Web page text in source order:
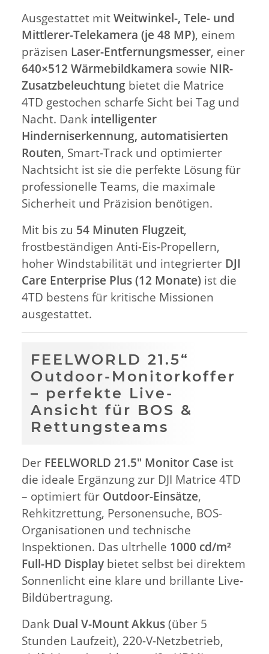
Ausgestattet mitWeitwinkel-, Tele- und
Mittlerer-Telekamera (je 48 MP), einem
präzisen Laser-Entfernungsmesser, einer
640×512 Wärmebildkamera sowie NIR-
Zusatzbeleuchtung bietet die Matrice
4TD gestochen scharfe Sicht bei Tag und
Nacht. Dank intelligenter
Hinderniserkennung, automatisierten
Routen, Smart-Track und optimierter
Nachtsicht ist sie die perfekte Lösung für
professionelle Teams, die maximale
Sicherheit und Präzision benötigen.
Mit bis zu 54 Minuten Flugzeit,
frostbeständigen Anti-Eis-Propellern,
hoher Windstabilität und integrierter DJI
Care Enterprise Plus (12 Monate) ist die
4TD bestens für kritische Missionen
ausgestattet.
FEELWORLD 21.5“
Outdoor-Monitorkoffer
– perfekte Live-
Ansicht für BOS &
Rettungsteams
Der FEELWORLD 21.5" Monitor Case ist
die ideale Ergänzung zur DJI Matrice 4TD
– optimiert für Outdoor-Einsätze,
Rehkitzrettung, Personensuche, BOS-
Organisationen und technische
Inspektionen. Das ultrhelle 1000 cd/m²
Full-HD Display bietet selbst bei direktem
Sonnenlicht eine klare und brillante Live-
Bildübertragung.
Dank Dual V-Mount Akkus(über 5
Stunden Laufzeit), 220-V-Netzbetrieb,